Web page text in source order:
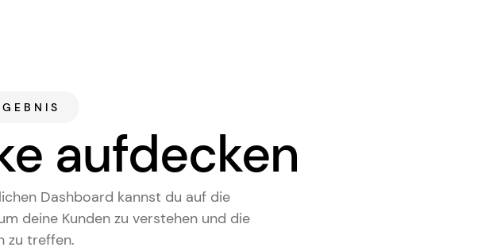
aufdecken
Dashboard kannst du auf die
deine Kunden zu verstehen und die
zu treffen.